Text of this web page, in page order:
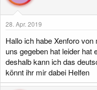
28. Apr. 2019
Hallo ich habe Xenforo
uns gegeben hat leider hat
deshalb kann ich das
könnt ihr mir dabei Helfen